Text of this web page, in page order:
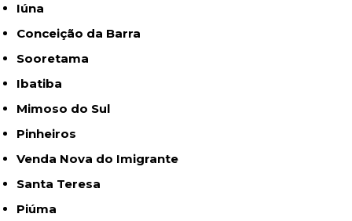
Iúna
Conceição da Barra
Sooretama
Ibatiba
Mimoso do Sul
Pinheiros
Venda Nova do Imigrante
Santa Teresa
Piúma